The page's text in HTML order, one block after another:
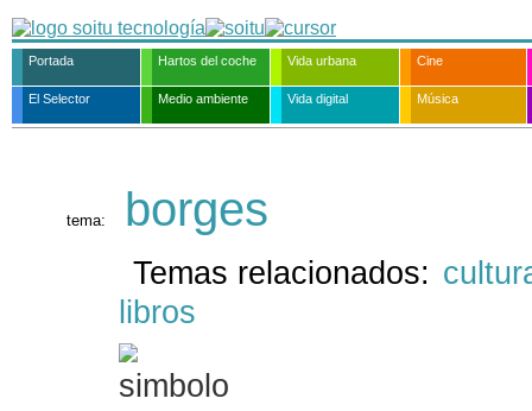
Portada Hartos del coche Vida urbana Cine
El Selector Medio ambiente Vida digital Música
tema: borges
Temas relacionados:
libros